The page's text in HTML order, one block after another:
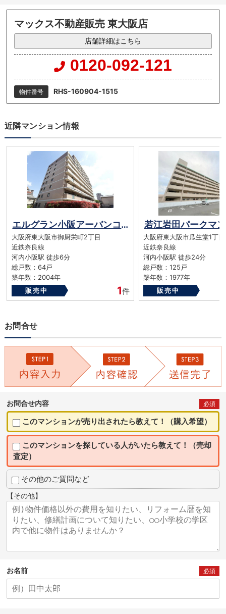
マックス不動産販売 東大阪店
店舗詳細はこちら
0120-092-121
物件番号 RHS-160904-1515
近隣マンション情報
エルグラン小阪アーバンコンフォート
大阪府東大阪市御厨栄町2丁目
近鉄奈良線
河内小阪駅 徒歩6分
総戸数：64戸
築年数：2004年
販売中
1件
大阪府東大阪市瓜生堂1丁目
近鉄奈良線
河内小阪駅 徒歩24分
総戸数：125戸
築年数：1977年
販売中
お問合せ
お問合せ内容 必須
このマンションが売り出されたら教えて！（購入希望）
このマンションを探している人がいたら教えて！（売却
査定）
その他のご質問など
【その他】
お名前 必須